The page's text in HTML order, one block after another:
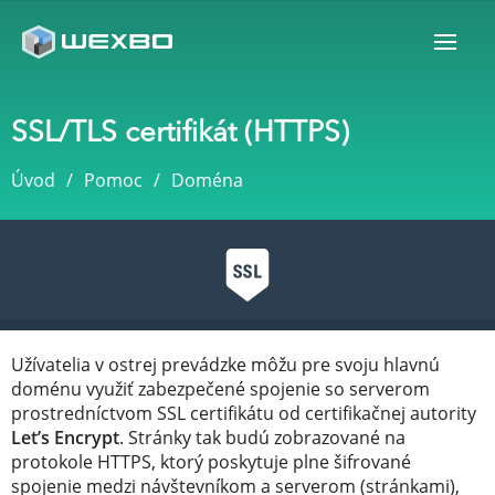
SSL/TLS certifikát (HTTPS)
Úvod Pomoc Doména
Užívatelia v ostrej prevádzke môžu pre svoju hlavnú
doménu využiť zabezpečené spojenie so serverom
prostredníctvom SSL certifikátu od certifikačnej autority
Let’s Encrypt. Stránky tak budú zobrazované na
protokole HTTPS, ktorý poskytuje plne šifrované
spojenie medzi návštevníkom a serverom (stránkami),